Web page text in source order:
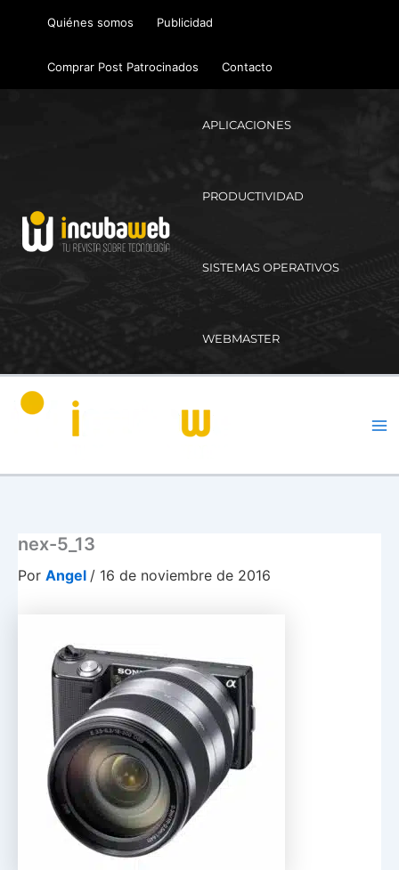
Quiénes somos Publicidad
Comprar Post Patrocinados Contacto
APLICACIONES
PRODUCTIVIDAD
SISTEMAS OPERATIVOS
WEBMASTER
nex-5_13
Por Angel / 16 de noviembre de 2016